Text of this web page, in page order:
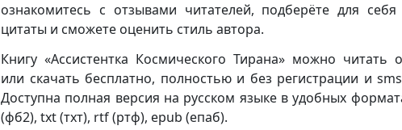
ознакомитесь с отзывами читателей, подберёте для себя
цитаты и сможете оценить стиль автора.
Книгу «Ассистентка Космического Тирана» можно читать
или скачать бесплатно, полностью и без регистрации и
Доступна полная версия на русском языке в удобных
(фб2), txt (тхт), rtf (ртф), epub (епаб).